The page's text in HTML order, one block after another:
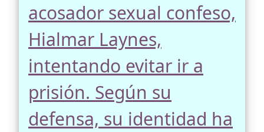
acosador sexual confeso,
Hialmar Laynes,
intentando evitar ir a
prisión. Según su
defensa, su identidad ha